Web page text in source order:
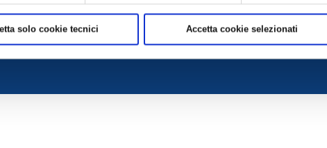
solo cookie tecnici Accetta cookie selezionati
Cookie|Associazione trasparente|Whistleblowing